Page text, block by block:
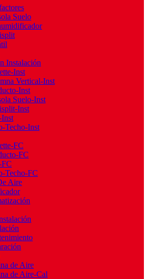
Suelo
Instalación
Inst
Vertical-Inst
Inst
Suelo-Inst
Inst
Techo-Inst
FC
FC
Techo-FC
Aire
de Aire
de Aire-Cal